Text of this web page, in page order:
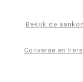
Bekijk de
Converse en